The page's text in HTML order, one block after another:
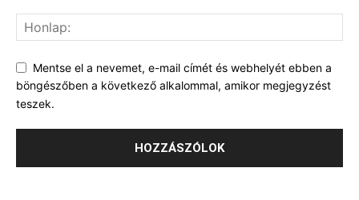
Mentse el a nevemet, e-mail címét és webhelyét ebben a
böngészőben a következő alkalommal, amikor megjegyzést
teszek.